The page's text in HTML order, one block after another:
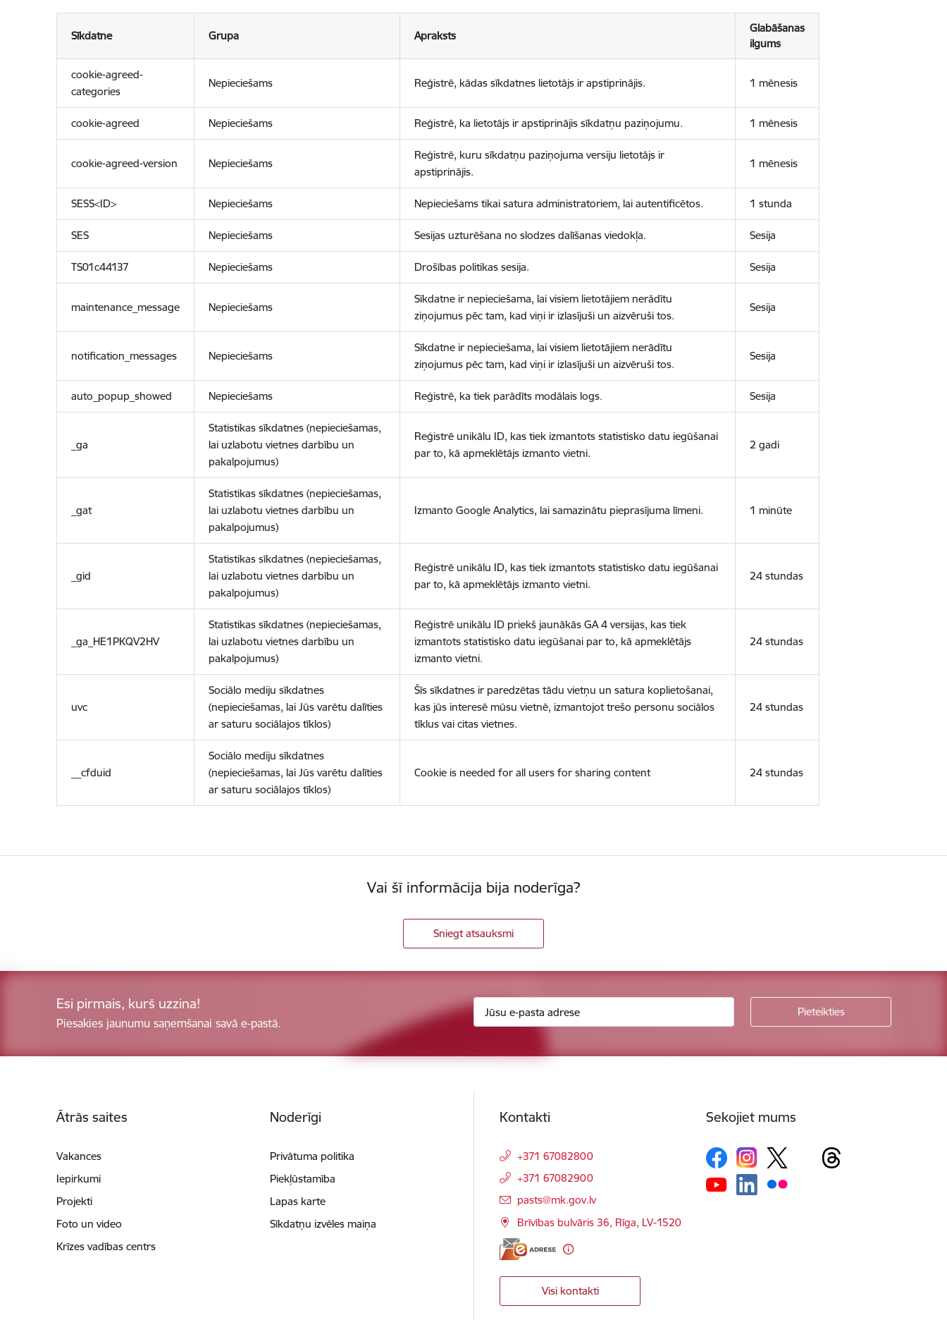
Sīkdatne Grupa Apraksts
Glabāšanas
ilgums
cookie-agreed-
categories
Nepieciešams Reģistrē, kādas sīkdatnes lietotājs ir apstiprinājis. 1 mēnesis
cookie-agreed Nepieciešams Reģistrē, ka lietotājs ir apstiprinājis sīkdatņu paziņojumu. 1 mēnesis
cookie-agreed-version Nepieciešams
Reģistrē, kuru sīkdatņu paziņojuma versiju lietotājs ir
apstiprinājis.
1 mēnesis
SESS<ID> Nepieciešams Nepieciešams tikai satura administratoriem, lai autentificētos. 1 stunda
SES Nepieciešams Sesijas uzturēšana no slodzes dalīšanas viedokļa. Sesija
TS01c44137 Nepieciešams Drošības politikas sesija. Sesija
maintenance_message Nepieciešams
Sīkdatne ir nepieciešama, lai visiem lietotājiem nerādītu
ziņojumus pēc tam, kad viņi ir izlasījuši un aizvēruši tos.
Sesija
notification_messages Nepieciešams
Sīkdatne ir nepieciešama, lai visiem lietotājiem nerādītu
ziņojumus pēc tam, kad viņi ir izlasījuši un aizvēruši tos.
Sesija
auto_popup_showed Nepieciešams Reģistrē, ka tiek parādīts modālais logs. Sesija
_ga
Statistikas sīkdatnes (nepieciešamas,
lai uzlabotu vietnes darbību un
pakalpojumus)
Reģistrē unikālu ID, kas tiek izmantots statistisko datu iegūšanai
par to, kā apmeklētājs izmanto vietni.
2 gadi
_gat
Statistikas sīkdatnes (nepieciešamas,
lai uzlabotu vietnes darbību un
pakalpojumus)
Izmanto Google Analytics, lai samazinātu pieprasījuma līmeni. 1 minūte
_gid
Statistikas sīkdatnes (nepieciešamas,
lai uzlabotu vietnes darbību un
pakalpojumus)
Reģistrē unikālu ID, kas tiek izmantots statistisko datu iegūšanai
par to, kā apmeklētājs izmanto vietni.
24 stundas
_ga_HE1PKQV2HV
Statistikas sīkdatnes (nepieciešamas,
lai uzlabotu vietnes darbību un
pakalpojumus)
Reģistrē unikālu ID priekš jaunākās GA 4 versijas, kas tiek
izmantots statistisko datu iegūšanai par to, kā apmeklētājs
izmanto vietni.
24 stundas
uvc
Sociālo mediju sīkdatnes
(nepieciešamas, lai Jūs varētu dalīties
ar saturu sociālajos tīklos)
Šīs sīkdatnes ir paredzētas tādu vietņu un satura koplietošanai,
kas jūs interesē mūsu vietnē, izmantojot trešo personu sociālos
tīklus vai citas vietnes.
24 stundas
__cfduid
Sociālo mediju sīkdatnes
(nepieciešamas, lai Jūs varētu dalīties
ar saturu sociālajos tīklos)
Cookie is needed for all users for sharing content 24 stundas
Vai šī informācija bija noderīga?
Sniegt atsauksmi
Esi pirmais, kurš uzzina!
Piesakies jaunumu saņemšanai savā e-pastā.
Ātrās saites
Vakances
Iepirkumi
Projekti
Foto un video
Krīzes vadības centrs
Noderīgi
Privātuma politika
Piekļūstamība
Lapas karte
Sīkdatņu izvēles maiņa
Kontakti
+371 67082800
+371 67082900
E-pasts:
pasts@mk.gov.lv
Brīvības bulvāris 36, Rīga, LV-1520
Visi kontakti
Sekojiet mums